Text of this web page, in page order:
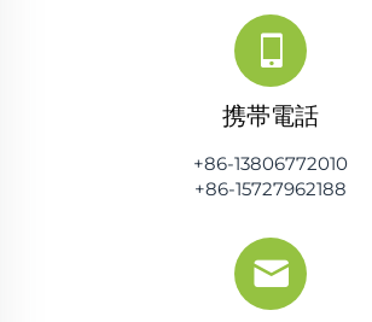
携帯電話
+86-13806772010
+86-15727962188